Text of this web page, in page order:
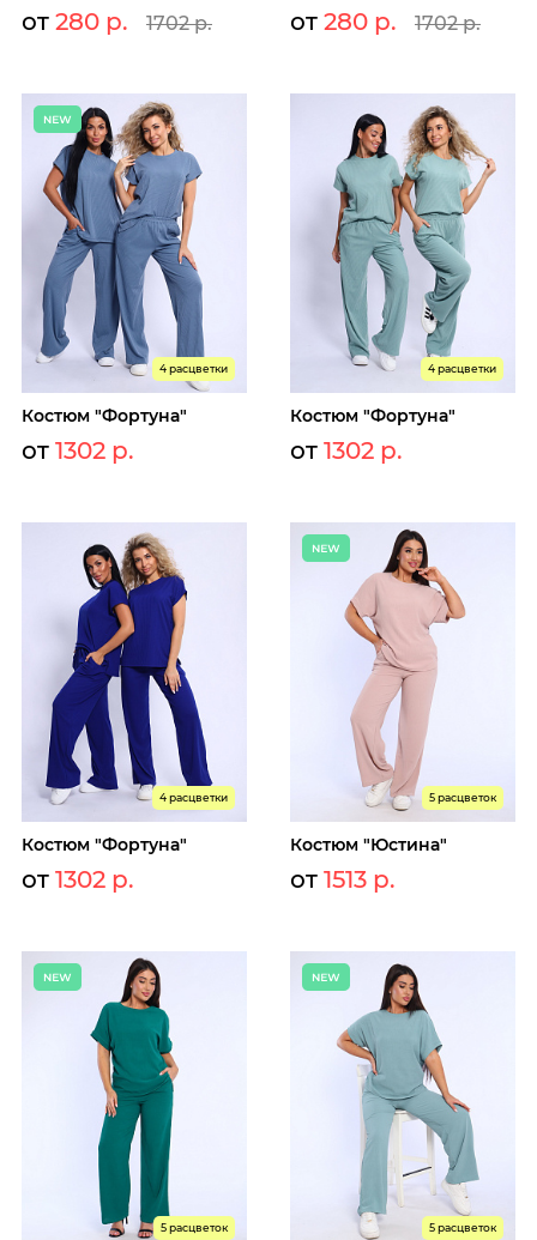
от 280 р. 1702 р. от 280 р. 1702 р.
4 расцветки
Костюм "Фортуна"
от 1302 р.
4 расцветки
Костюм "Фортуна"
от 1302 р.
4 расцветки
Костюм "Фортуна"
от 1302 р.
5 расцветок
Костюм "Юстина"
от 1513 р.
5 расцветок 5 расцветок